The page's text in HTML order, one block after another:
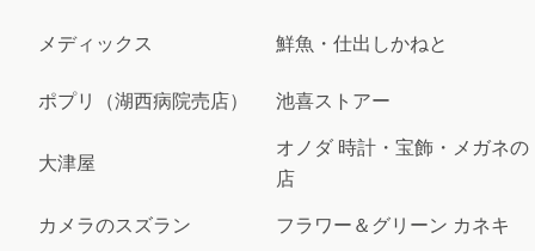
メディックス 鮮魚・仕出しかねと
ポプリ（湖西病院売店） 池喜ストアー
大津屋
オノダ 時計・宝飾・メガネの
店
カメラのスズラン フラワー＆グリーン カネキ